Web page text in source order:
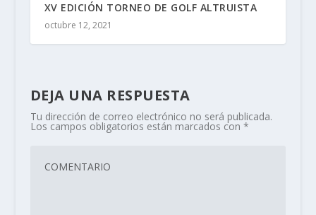
XV EDICIÓN TORNEO DE GOLF ALTRUISTA
octubre 12, 2021
DEJA UNA RESPUESTA
Tu dirección de correo electrónico no será publicada.
Los campos obligatorios están marcados con *